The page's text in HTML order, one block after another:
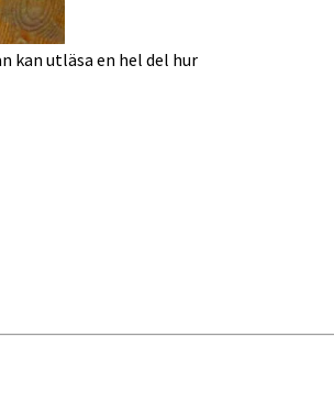
kan utläsa en hel del hur